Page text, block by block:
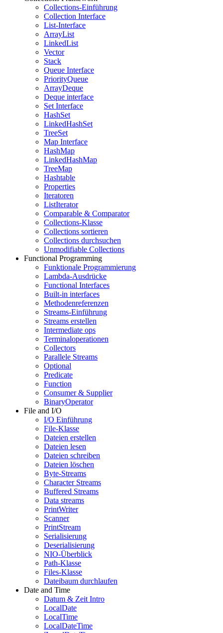
Collections-Einführung
Collection Interface
List-Interface
ArrayList
LinkedList
Vector
Stack
Queue Interface
PriorityQueue
ArrayDeque
Deque interface
Set Interface
HashSet
LinkedHashSet
TreeSet
Map Interface
HashMap
LinkedHashMap
TreeMap
Hashtable
Properties
Iteratoren
ListIterator
Comparable & Comparator
Collections-Klasse
Collections sortieren
Collections durchsuchen
Unmodifiable Collections
Functional Programming
Funktionale Programmierung
Lambda-Ausdrücke
Functional Interfaces
Built-in interfaces
Methodenreferenzen
Streams-Einführung
Streams erstellen
Intermediate ops
Terminaloperationen
Collectors
Parallele Streams
Optional
Predicate
Function
Consumer & Supplier
BinaryOperator
File and I/O
I/O Einführung
File-Klasse
Dateien erstellen
Dateien lesen
Dateien schreiben
Dateien löschen
Byte-Streams
Character Streams
Buffered Streams
Data streams
PrintWriter
Scanner
PrintStream
Serialisierung
Deserialisierung
NIO-Überblick
Path-Klasse
Files-Klasse
Dateibaum durchlaufen
Date and Time
Datum & Zeit Intro
LocalDate
LocalTime
LocalDateTime